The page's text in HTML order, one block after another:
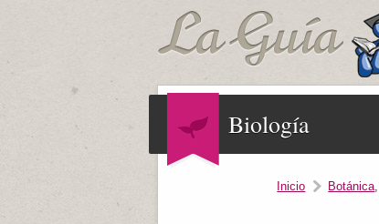
Biología
Inicio Botánica,